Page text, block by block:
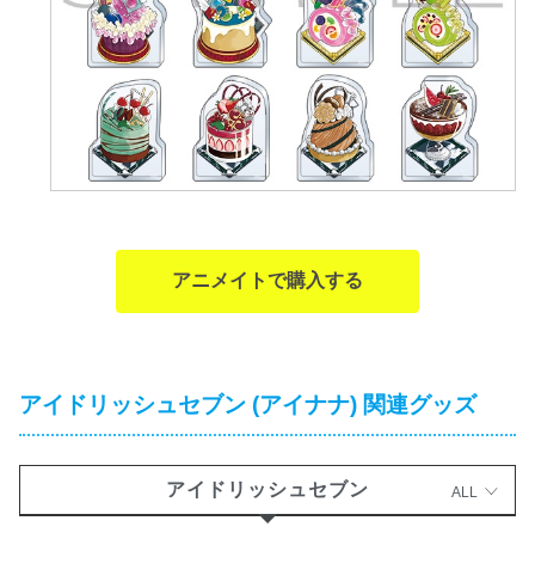
アニメイトで購入する
アイドリッシュセブン (アイナナ) 関連グッズ
アイドリッシュセブン ALL